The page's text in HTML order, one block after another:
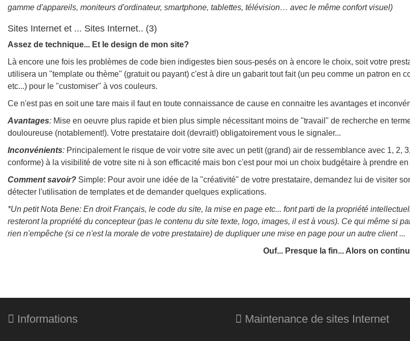
gamme d'appareils, moniteurs d'ordinateur, smartphone, tablettes, télévision… avec le même confort visuel)
Sites Internet et ... Sites Internet.. (3)
Assez de technique... Et le design de mon site?
Là encore une fois les problèmes de code bien indigestes bien sous-pesés on à encore le choix, soit votre
utilisera un "template ou thème" (gratuit ou payant) c'est à dire un gabarit tout fait (un peu comme un patron en
etc...) pour le "customiser" à vos couleurs.
Ce n'est pas en soit une tare mais il faut en toute connaissance de cause en connaitre les avantages et
Avantages: Mise en oeuvre plus rapide et bien plus simple nécessitant moins de "travail" de recherche en
douloureuse (notablement!). Votre prestataire doit (devrait!) obligatoirement vous le signaler...
Inconvénients: Principalement le risque de voir votre site avec un petit (grand) air de ressemblance avec 1,
conforme) à la visibilité de votre site ni à son efficacité mais bon c'est pour moi un choix budgétaire à prendre
Comment savoir? Simple: Pour avoir une idée de la "créativité" de votre prestataire, demandez lui de visiter
détecter l'utilisation de templates et de demander quelques explications.
*Un petit Nota Bene: En droit Français, le code du site, la mise en page etc... font parti de la propriété
resteront la propriété du concepteur (pas le contenu du site texte, logo, images, il est à vous). Ce qui même si
rien n'empêche (si ce n'est la morale de votre prestataire) de dupliquer une mise en page pour un autre client ...
Ouf... Presque la fin... Alors on
Informations Maintenance de sites Internet